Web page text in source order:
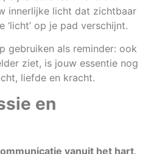
innerlijke licht dat zichtbaar
op je pad verschijnt.
gebruiken als reminder: ook
ziet, is jouw essentie nog
liefde en kracht.
en
vanuit het hart